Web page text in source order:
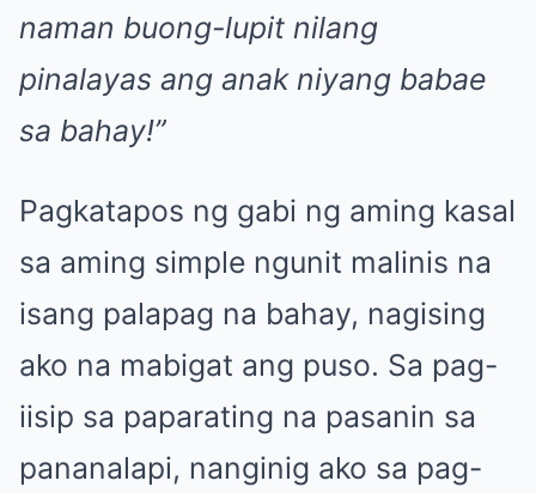
naman buong-lupit nilang
pinalayas ang anak niyang babae
sa bahay!”
Pagkatapos ng gabi ng aming kasal
sa aming simple ngunit malinis na
isang palapag na bahay, nagising
ako na mabigat ang puso. Sa pag-
iisip sa paparating na pasanin sa
pananalapi, nanginig ako sa pag-